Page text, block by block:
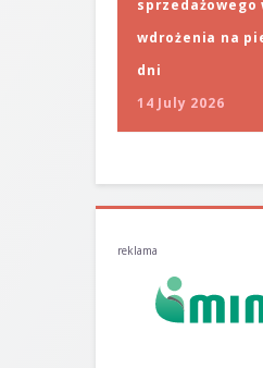
sprzedażowego
wdrożenia na
dni
14 July 2026
reklama